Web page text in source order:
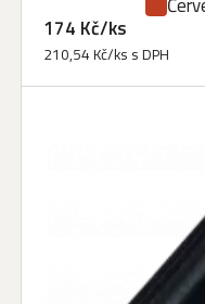
174 Kč/ks
210,54 Kč/ks s DPH